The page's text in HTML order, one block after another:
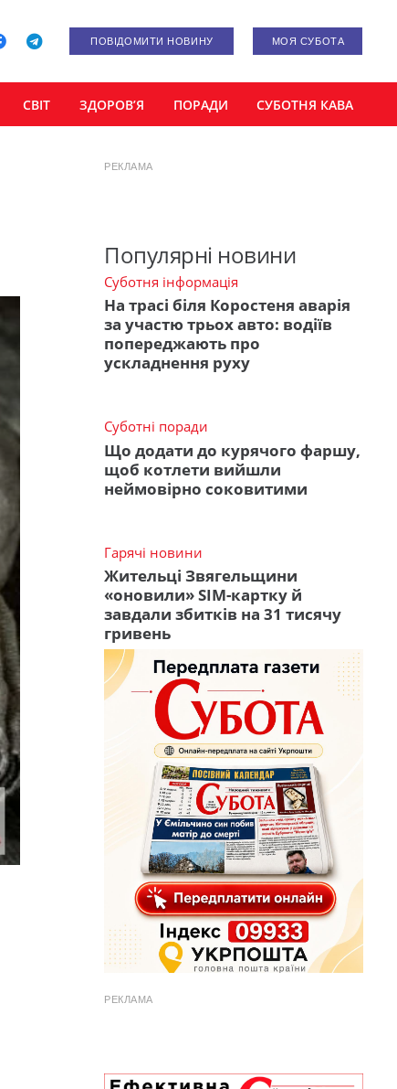
ПОВІДОМИТИ НОВИНУ МОЯ СУБОТА
СВІТ ЗДОРОВ’Я ПОРАДИ СУБОТНЯ КАВА
РЕКЛАМА
Популярні новини
Суботня інформація
На трасі біля Коростеня аварія
за участю трьох авто: водіїв
попереджають про
ускладнення руху
Суботні поради
Що додати до курячого фаршу,
щоб котлети вийшли
неймовірно соковитими
Гарячі новини
Жительці Звягельщини
«оновили» SIM-картку й
завдали збитків на 31 тисячу
гривень
РЕКЛАМА